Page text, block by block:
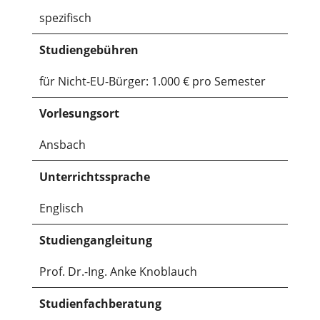
spezifisch
Studiengebühren
für Nicht-EU-Bürger: 1.000 € pro Semester
Vorlesungsort
Ansbach
Unterrichtssprache
Englisch
Studiengangleitung
Prof. Dr.-Ing. Anke Knoblauch
Studienfachberatung